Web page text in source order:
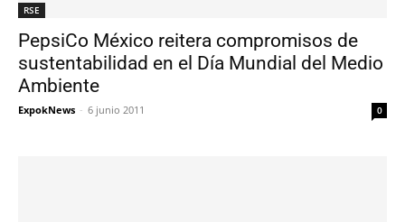
RSE
PepsiCo México reitera compromisos de
sustentabilidad en el Día Mundial del Medio
Ambiente
ExpokNews - 6 junio 2011 0